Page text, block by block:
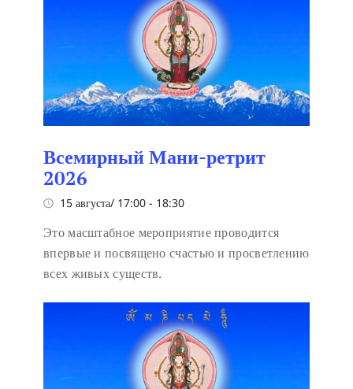
Всемирный Мани-ретрит
2026
15 августа/ 17:00 - 18:30
Это масштабное мероприятие проводится
впервые и посвящено счастью и просветлению
всех живых существ.